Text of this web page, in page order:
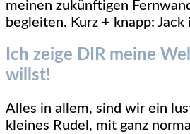
meinen zukünftigen
begleiten. Kurz + knapp: Jack
Ich zeige DIR meine
willst!
Alles in allem, sind wir ein
kleines Rudel, mit ganz